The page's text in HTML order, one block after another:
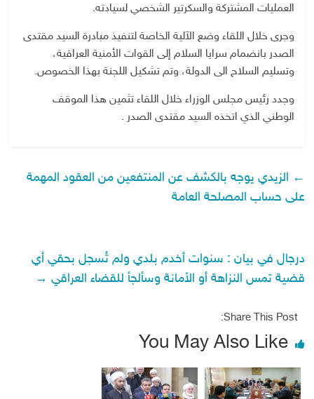
العمليات المشتركة والسكرتير الشخصي لسيادته.
وجرى خلال اللقاء وضع الآلية الخاصة لتنفيذ مبادرة السيد مقتدى
الصدر بانضمام سرايا السلام إلى القوات الأمنية العراقية،
وتسليم السلاح الى الدولة، وتم تشكيل اللجنة بهذا الخصوص.
وجدد رئيس مجلس الوزراء خلال اللقاء تثمين هذا الموقف
الوطني الذي اتخذه السيد مقتدى الصدر .
← الزيدي يوجه بالكشف عن المنتفعين من العقود المهمة
على حساب المصلحة العامة
درجال في بيان : سنوات أخدم بلدي ولم تُسجل بحقي أي
قضية تمس النزاهة أو الأمانة وسألجأ للقضاء العراقي →
Share This Post:
You May Also Like